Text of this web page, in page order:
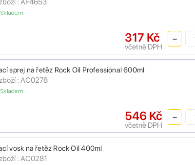
: AF4653
317 Kč
včetně DPH
sprej na řetěz Rock Oil Professional 600ml
: AC0278
546 Kč
včetně DPH
vosk na řetěz Rock Oil 400ml
: AC0281